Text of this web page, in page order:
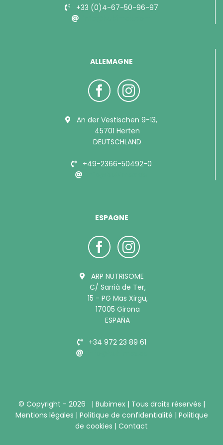
+33 (0)4-67-50-96-97
ALLEMAGNE
An der Vestischen 9-13,
45701 Herten
DEUTSCHLAND
+49-2366-50492-0
ESPAGNE
ARP NUTRISOME
C/ Sarrià de Ter,
15 - PG Mas Xirgu,
17005 Girona
ESPAÑA
+34 972 23 89 61
© Copyright - 2026 | Bubimex | Tous droits réservés |
Mentions légales | Politique de confidentialité | Politique
de cookies | Contact